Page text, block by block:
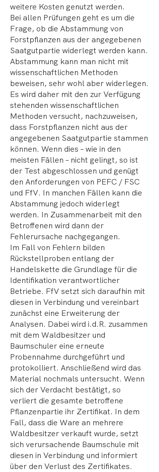
weitere Kosten genutzt werden.
Bei allen Prüfungen geht es um die
Frage, ob die Abstammung von
Forstpflanzen aus der angegebenen
Saatgutpartie widerlegt werden kann.
Abstammung kann man nicht mit
wissenschaftlichen Methoden
beweisen, sehr wohl aber widerlegen.
Es wird daher mit den zur Verfügung
stehenden wissenschaftlichen
Methoden versucht, nachzuweisen,
dass Forstpflanzen nicht aus der
angegebenen Saatgutpartie stammen
können. Wenn dies – wie in den
meisten Fällen – nicht gelingt, so ist
der Test abgeschlossen und genügt
den Anforderungen von PEFC / FSC
und FfV. In manchen Fällen kann die
Abstammung jedoch widerlegt
werden. In Zusammenarbeit mit den
Betroffenen wird dann der
Fehlerursache nachgegangen.
Im Fall von Fehlern bilden
Rückstellproben entlang der
Handelskette die Grundlage für die
Identifikation verantwortlicher
Betriebe. FfV setzt sich daraufhin mit
diesen in Verbindung und vereinbart
zunächst eine Erweiterung der
Analysen. Dabei wird i.d.R. zusammen
mit dem Waldbesitzer und
Baumschuler eine erneute
Probennahme durchgeführt und
protokolliert. Anschließend wird das
Material nochmals untersucht. Wenn
sich der Verdacht bestätigt, so
verliert die gesamte betroffene
Pflanzenpartie ihr Zertifikat. In dem
Fall, dass die Ware an mehrere
Waldbesitzer verkauft wurde, setzt
sich verursachende Baumschule mit
diesen in Verbindung und informiert
über den Verlust des Zertifikates.